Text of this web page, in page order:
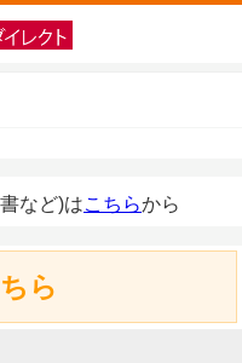
など)はこちらから
ら